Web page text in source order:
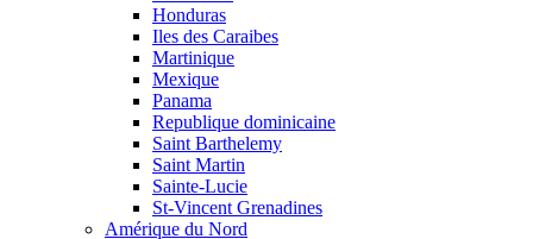
Honduras
Iles des Caraibes
Martinique
Mexique
Panama
Republique dominicaine
Saint Barthelemy
Saint Martin
Sainte-Lucie
St-Vincent Grenadines
Amérique du Nord